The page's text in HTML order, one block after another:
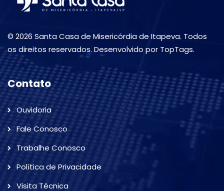
© 2026 Santa Casa de Misericórdia de Itapeva. Todos
os direitos reservados. Desenvolvido por TopTags.
Contato
Ouvidoria
Fale Conosco
Trabalhe Conosco
Política de Privacidade
Visita Técnica